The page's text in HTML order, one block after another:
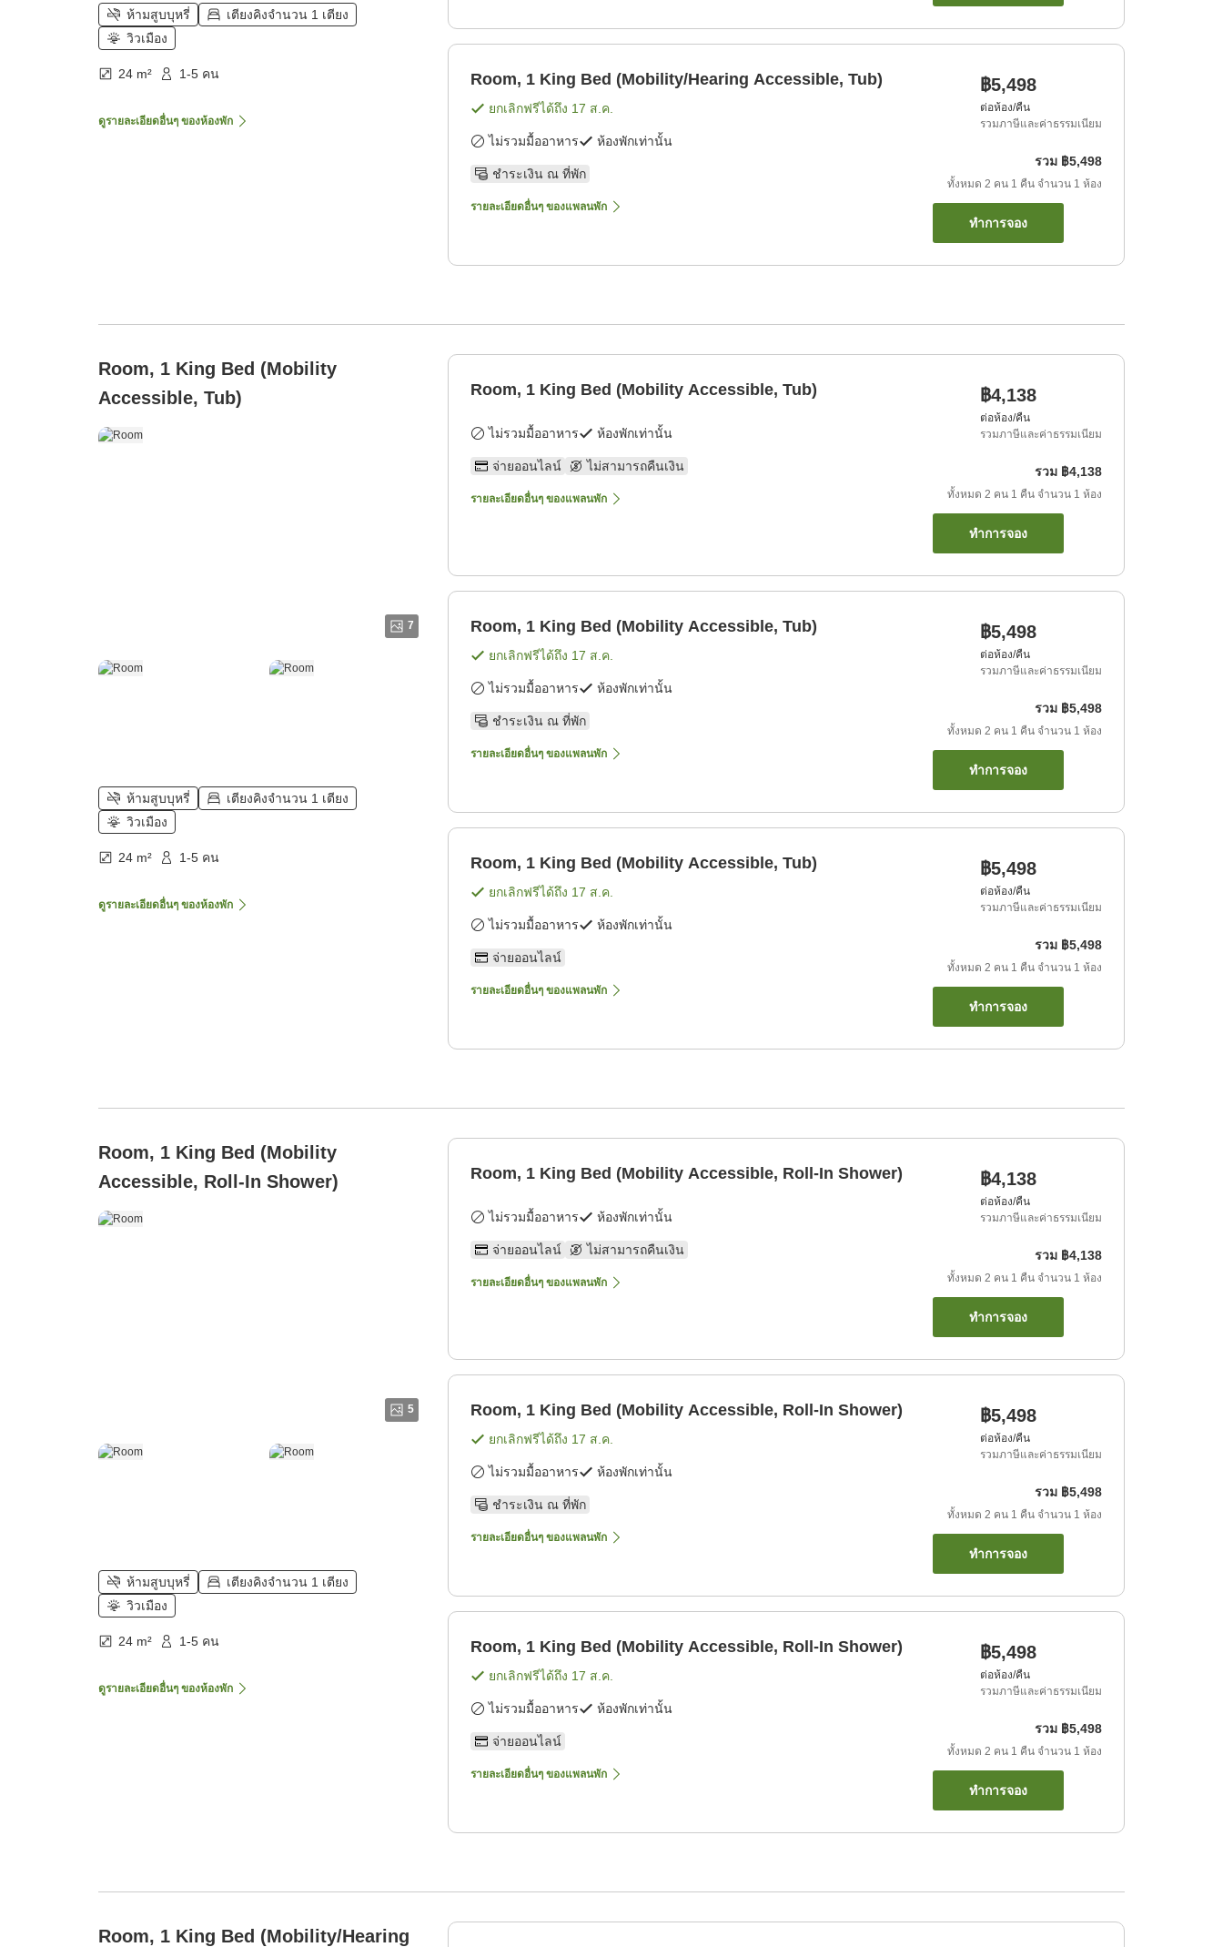
ห้ามสูบบุหรี่
เตียงคิงจำนวน 1 เตียง
วิวเมือง
24 m² 1-5 คน
ดูรายละเอียดอื่นๆ ของห้องพัก
Room, 1 King Bed (Mobility/Hearing Accessible, Tub)
ยกเลิกฟรีได้ถึง 17 ส.ค.
ไม่รวมมื้ออาหาร ห้องพักเท่านั้น
ชำระเงิน ณ ที่พัก
รายละเอียดอื่นๆ ของแพลนพัก
฿5,498
ต่อห้อง/คืน
รวมภาษีและค่าธรรมเนียม
รวม ฿5,498
ทั้งหมด 2 คน 1 คืน จำนวน 1 ห้อง
ทำการจอง
Room, 1 King Bed (Mobility
Accessible, Tub)
7
ห้ามสูบบุหรี่
เตียงคิงจำนวน 1 เตียง
วิวเมือง
24 m² 1-5 คน
ดูรายละเอียดอื่นๆ ของห้องพัก
Room, 1 King Bed (Mobility Accessible, Tub)
ไม่รวมมื้ออาหาร ห้องพักเท่านั้น
จ่ายออนไลน์ ไม่สามารถคืนเงิน
รายละเอียดอื่นๆ ของแพลนพัก
฿4,138
ต่อห้อง/คืน
รวมภาษีและค่าธรรมเนียม
รวม ฿4,138
ทั้งหมด 2 คน 1 คืน จำนวน 1 ห้อง
ทำการจอง
Room, 1 King Bed (Mobility Accessible, Tub)
ยกเลิกฟรีได้ถึง 17 ส.ค.
ไม่รวมมื้ออาหาร ห้องพักเท่านั้น
ชำระเงิน ณ ที่พัก
รายละเอียดอื่นๆ ของแพลนพัก
฿5,498
ต่อห้อง/คืน
รวมภาษีและค่าธรรมเนียม
รวม ฿5,498
ทั้งหมด 2 คน 1 คืน จำนวน 1 ห้อง
ทำการจอง
Room, 1 King Bed (Mobility Accessible, Tub)
ยกเลิกฟรีได้ถึง 17 ส.ค.
ไม่รวมมื้ออาหาร ห้องพักเท่านั้น
จ่ายออนไลน์
รายละเอียดอื่นๆ ของแพลนพัก
฿5,498
ต่อห้อง/คืน
รวมภาษีและค่าธรรมเนียม
รวม ฿5,498
ทั้งหมด 2 คน 1 คืน จำนวน 1 ห้อง
ทำการจอง
Room, 1 King Bed (Mobility
Accessible, Roll-In Shower)
5
ห้ามสูบบุหรี่
เตียงคิงจำนวน 1 เตียง
วิวเมือง
24 m² 1-5 คน
ดูรายละเอียดอื่นๆ ของห้องพัก
Room, 1 King Bed (Mobility Accessible, Roll-In Shower)
ไม่รวมมื้ออาหาร ห้องพักเท่านั้น
จ่ายออนไลน์ ไม่สามารถคืนเงิน
รายละเอียดอื่นๆ ของแพลนพัก
฿4,138
ต่อห้อง/คืน
รวมภาษีและค่าธรรมเนียม
รวม ฿4,138
ทั้งหมด 2 คน 1 คืน จำนวน 1 ห้อง
ทำการจอง
Room, 1 King Bed (Mobility Accessible, Roll-In Shower)
ยกเลิกฟรีได้ถึง 17 ส.ค.
ไม่รวมมื้ออาหาร ห้องพักเท่านั้น
ชำระเงิน ณ ที่พัก
รายละเอียดอื่นๆ ของแพลนพัก
฿5,498
ต่อห้อง/คืน
รวมภาษีและค่าธรรมเนียม
รวม ฿5,498
ทั้งหมด 2 คน 1 คืน จำนวน 1 ห้อง
ทำการจอง
Room, 1 King Bed (Mobility Accessible, Roll-In Shower)
ยกเลิกฟรีได้ถึง 17 ส.ค.
ไม่รวมมื้ออาหาร ห้องพักเท่านั้น
จ่ายออนไลน์
รายละเอียดอื่นๆ ของแพลนพัก
฿5,498
ต่อห้อง/คืน
รวมภาษีและค่าธรรมเนียม
รวม ฿5,498
ทั้งหมด 2 คน 1 คืน จำนวน 1 ห้อง
ทำการจอง
Room, 1 King Bed (Mobility/Hearing